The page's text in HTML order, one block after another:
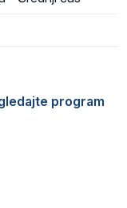
program